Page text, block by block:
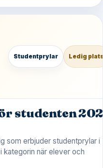
Studentprylar Ledig
studenten
som erbjuder studentprylar i
kategorin när elever och